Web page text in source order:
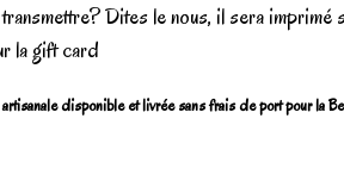
Dites le nous, il sera imprimé
la gift card
disponible et livrée sans frais de port pour la